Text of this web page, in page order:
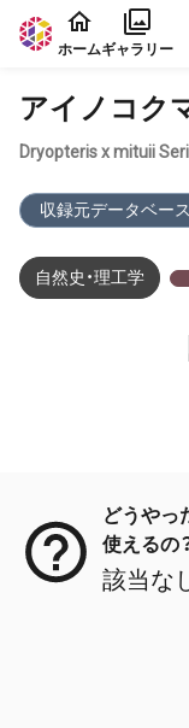
本文に飛ぶ
ホームギャラリー
アイノコク
Dryopteris x mituii
収録元データベー
自然史・理工学
どうやっ
使えるの
該当な